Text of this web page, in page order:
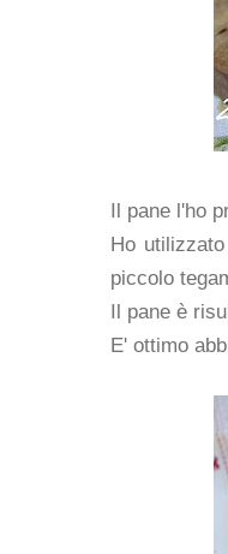
Il pane l'ho
Ho
piccolo
Il pane è
E' ottimo